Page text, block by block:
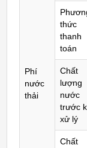
Phí
nước
thải
thức
thanh
toán
Chất
lượng
nước
trước
xử lý
Chất